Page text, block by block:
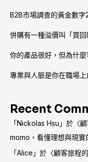
B2B市場調查的黃金數字
併購有一種溢價叫「買
你的產品很好，但為什麼
專業與人脈是你在職場
Recent
「Nickolas Hsu 」於〈
momo，看懂理想與現實
「Alice 」於〈顧客旅程